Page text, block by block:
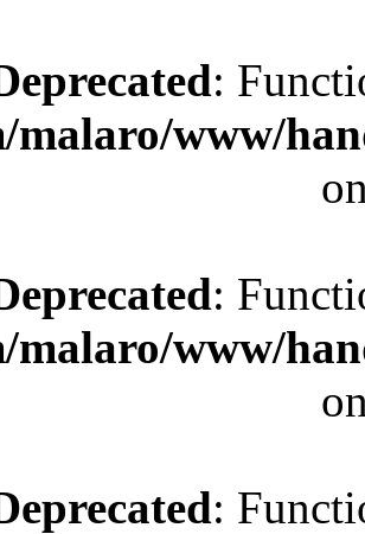
:
malaro/www/
:
malaro/www/
: